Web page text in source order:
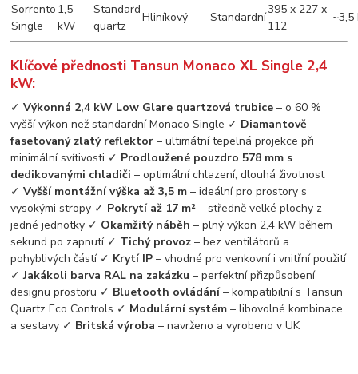
Sorrento
Single
1,5
kW
Standard
quartz
Hliníkový Standardní
395 x 227 x
112
~3,5
Klíčové přednosti Tansun Monaco XL Single 2,4
kW:
✓Výkonná 2,4 kW Low Glare quartzová trubice – o 60 %
vyšší výkon než standardní Monaco Single ✓ Diamantově
fasetovaný zlatý reflektor – ultimátní tepelná projekce při
minimální svítivosti ✓ Prodloužené pouzdro 578 mm s
dedikovanými chladiči – optimální chlazení, dlouhá životnost
✓Vyšší montážní výška až 3,5 m – ideální pro prostory s
vysokými stropy ✓ Pokrytí až 17 m² – středně velké plochy z
jedné jednotky ✓ Okamžitý náběh – plný výkon 2,4 kW během
sekund po zapnutí ✓ Tichý provoz – bez ventilátorů a
pohyblivých částí ✓ Krytí IP – vhodné pro venkovní i vnitřní použití
✓Jakákoli barva RAL na zakázku – perfektní přizpůsobení
designu prostoru ✓ Bluetooth ovládání– kompatibilní s Tansun
Quartz Eco Controls ✓ Modulární systém – libovolné kombinace
a sestavy ✓ Britská výroba – navrženo a vyrobeno v UK